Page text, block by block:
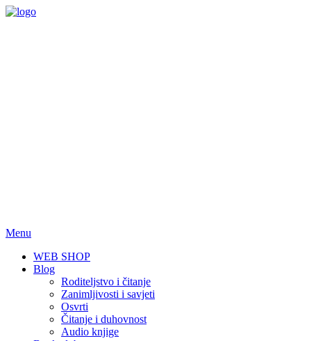
Skip
Menu
WEB SHOP
Blog
Roditeljstvo i čitanje
Zanimljivosti i savjeti
Osvrti
Čitanje i duhovnost
Audio knjige